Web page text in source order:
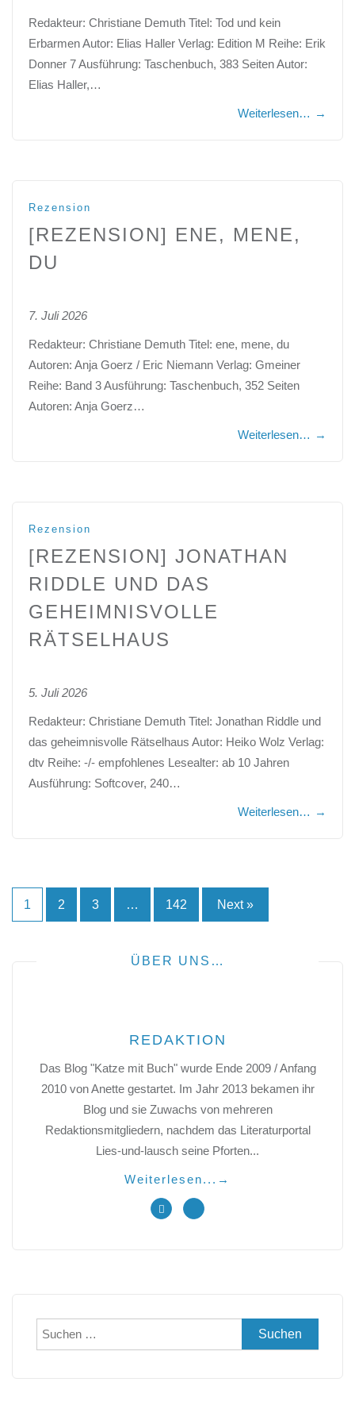
Redakteur: Christiane Demuth Titel: Tod und kein
Erbarmen Autor: Elias Haller Verlag: Edition M Reihe: Erik
Donner 7 Ausführung: Taschenbuch, 383 Seiten Autor:
Elias Haller,…
Weiterlesen… →
Rezension
[REZENSION] ENE, MENE,
DU
7. Juli 2026
Redakteur: Christiane Demuth Titel: ene, mene, du
Autoren: Anja Goerz / Eric Niemann Verlag: Gmeiner
Reihe: Band 3 Ausführung: Taschenbuch, 352 Seiten
Autoren: Anja Goerz…
Weiterlesen… →
Rezension
[REZENSION] JONATHAN
RIDDLE UND DAS
GEHEIMNISVOLLE
RÄTSELHAUS
5. Juli 2026
Redakteur: Christiane Demuth Titel: Jonathan Riddle und
das geheimnisvolle Rätselhaus Autor: Heiko Wolz Verlag:
dtv Reihe: -/- empfohlenes Lesealter: ab 10 Jahren
Ausführung: Softcover, 240…
Weiterlesen… →
Seitennummerierung
1 2 3 … 142 Next »
ÜBER UNS…
REDAKTION
Das Blog "Katze mit Buch" wurde Ende 2009 / Anfang
2010 von Anette gestartet. Im Jahr 2013 bekamen ihr
Blog und sie Zuwachs von mehreren
Redaktionsmitgliedern, nachdem das Literaturportal
Lies-und-lausch seine Pforten...
Weiterlesen... →
Suchen
nach: